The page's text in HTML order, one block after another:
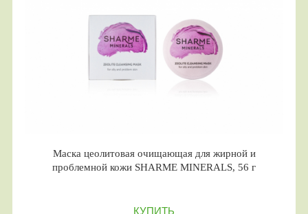
Маска цеолитовая очищающая для жирной и
проблемной кожи SHARME MINERALS, 56 г
КУПИТЬ